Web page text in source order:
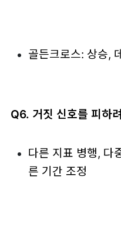
골든크로스: 상승,
Q6. 거짓 신호를 피하
다른 지표 병행, 다
른 기간 조정